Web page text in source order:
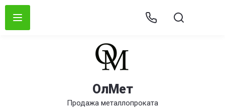
ОлМет
Продажа металлопроката